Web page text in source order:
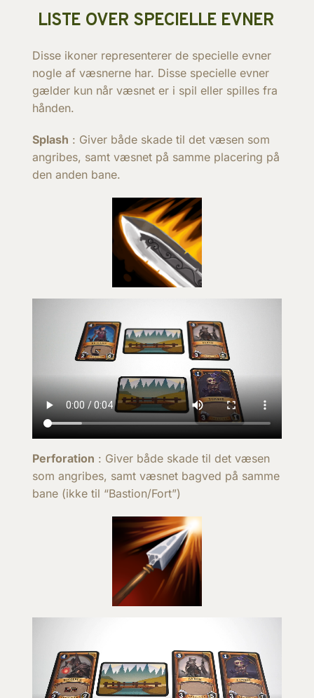
LISTE OVER SPECIELLE EVNER
Disse ikoner representerer de specielle evner
nogle af væsnerne har. Disse specielle evner
gælder kun når væsnet er i spil eller spilles fra
hånden.
Splash : Giver både skade til det væsen som
angribes, samt væsnet på samme placering på
den anden bane.
Perforation : Giver både skade til det væsen
som angribes, samt væsnet bagved på samme
bane (ikke til “Bastion/Fort”)